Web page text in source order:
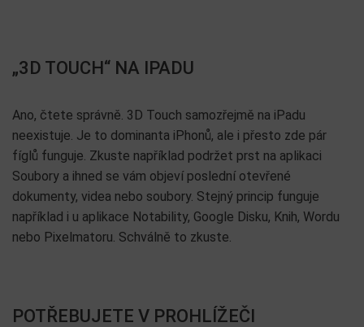
„3D TOUCH“ NA IPADU
Ano, čtete správně. 3D Touch samozřejmě na iPadu
neexistuje. Je to dominanta iPhonů, ale i přesto zde pár
fíglů funguje. Zkuste například podržet prst na aplikaci
Soubory a ihned se vám objeví poslední otevřené
dokumenty, videa nebo soubory. Stejný princip funguje
například i u aplikace Notability, Google Disku, Knih, Wordu
nebo Pixelmatoru. Schválně to zkuste.
POTŘEBUJETE V PROHLÍŽEČI